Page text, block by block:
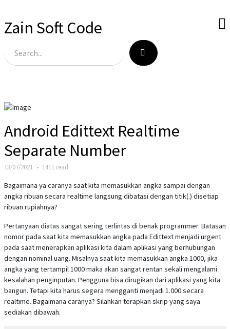
Zain Soft Code
Android Edittext Realtime
Separate Number
13/07/2021 • 1411 read
Bagaimana ya caranya saat kita memasukkan angka sampai dengan
angka ribuan secara realtime langsung dibatasi dengan titik(.) disetiap
ribuan rupiahnya?
Pertanyaan diatas sangat sering terlintas di benak programmer. Batasan
nomor pada saat kita memasukkan angka pada Edittext menjadi urgent
pada saat menerapkan aplikasi kita dalam aplikasi yang berhubungan
dengan nominal uang. Misalnya saat kita memasukkan angka 1000, jika
angka yang tertampil 1000 maka akan sangat rentan sekali mengalami
kesalahan penginputan. Pengguna bisa dirugikan dari aplikasi yang kita
bangun. Tetapi kita harus segera mengganti menjadi 1.000 secara
realtime. Bagaimana caranya? Silahkan terapkan skrip yang saya
sediakan dibawah.